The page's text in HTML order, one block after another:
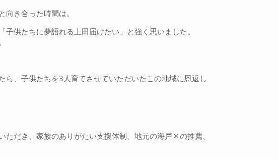
き合った時間は。
供たちに夢語れる上田届けたい」と強く思いました。
、子供たちを3人育てさせていただいたこの地域に恩返し
だき、家族のありがたい支援体制、地元の海戸区の推薦、